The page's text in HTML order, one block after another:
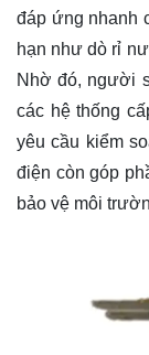
đáp ứng nhanh
hạn như dò rỉ
Nhờ đó, người
các hệ thống
yêu cầu kiểm
điện còn góp
bảo vệ môi